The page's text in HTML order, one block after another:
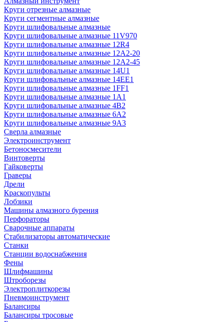
Круги отрезные алмазные
Круги сегментные алмазные
Круги шлифовальные алмазные
Круги шлифовальные алмазные 11V970
Круги шлифовальные алмазные 12R4
Круги шлифовальные алмазные 12А2-20
Круги шлифовальные алмазные 12А2-45
Круги шлифовальные алмазные 14U1
Круги шлифовальные алмазные 14ЕЕ1
Круги шлифовальные алмазные 1FF1
Круги шлифовальные алмазные 1А1
Круги шлифовальные алмазные 4В2
Круги шлифовальные алмазные 6A2
Круги шлифовальные алмазные 9А3
Сверла алмазные
Электроинструмент
Бетоносмесители
Винтоверты
Гайковерты
Граверы
Дрели
Краскопульты
Лобзики
Машины алмазного бурения
Перфораторы
Сварочные аппараты
Стабилизаторы автоматические
Станки
Станции водоснабжения
Фены
Шлифмашины
Штроборезы
Электроплиткорезы
Пневмоинструмент
Балансиры
Балансиры тросовые